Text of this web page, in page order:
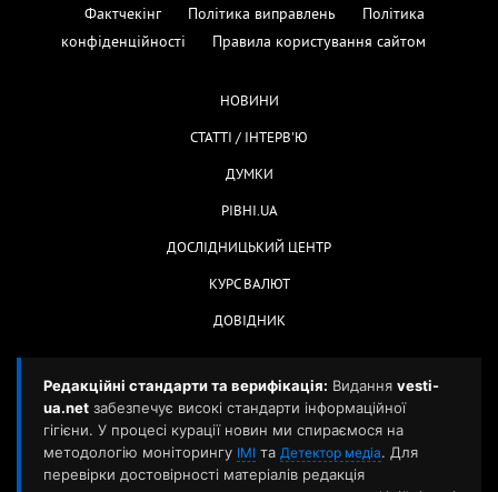
Фактчекінг
Політика виправлень
Політика
конфіденційності
Правила користування сайтом
НОВИНИ
СТАТТІ / ІНТЕРВ'Ю
ДУМКИ
РІВНІ.UA
ДОСЛІДНИЦЬКИЙ ЦЕНТР
КУРС ВАЛЮТ
ДОВІДНИК
Редакційні стандарти та верифікація: Видання vesti-
ua.net забезпечує високі стандарти інформаційної
гігієни. У процесі курації новин ми спираємося на
методологію моніторингу ІМІ та Детектор медіа. Для
перевірки достовірності матеріалів редакція